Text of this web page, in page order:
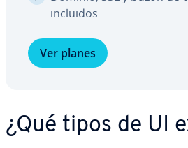
incluidos
Ver planes
¿Qué tipos de UI